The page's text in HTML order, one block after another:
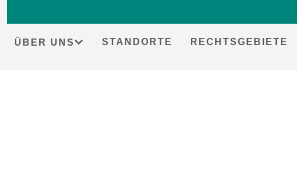
ÜBER UNS STANDORTE RECHTSGEBIETE